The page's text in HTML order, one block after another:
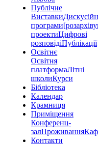
Публічне
Виставки
програми
проектиЦифрові
розповідіПублікації
Освітнє
Освітня
платформаЛітні
школиКурси
Бібліотека
Календар
Крамниця
Приміщення
Конференц-
залПроживання
Контакти